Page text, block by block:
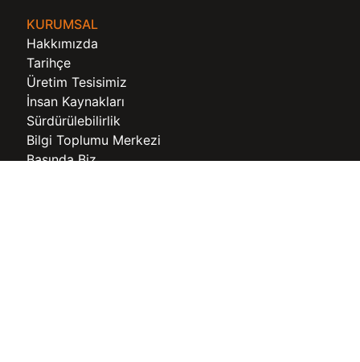
KURUMSAL
Hakkımızda
Tarihçe
Üretim Tesisimiz
İnsan Kaynakları
Sürdürülebilirlik
Bilgi Toplumu Merkezi
Basında Biz